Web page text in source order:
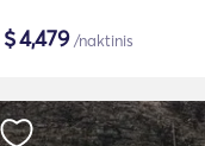
$4,479/naktinis